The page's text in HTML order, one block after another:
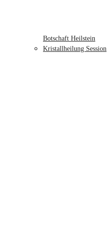
Botschaft Heilstein
Kristallheilung Session